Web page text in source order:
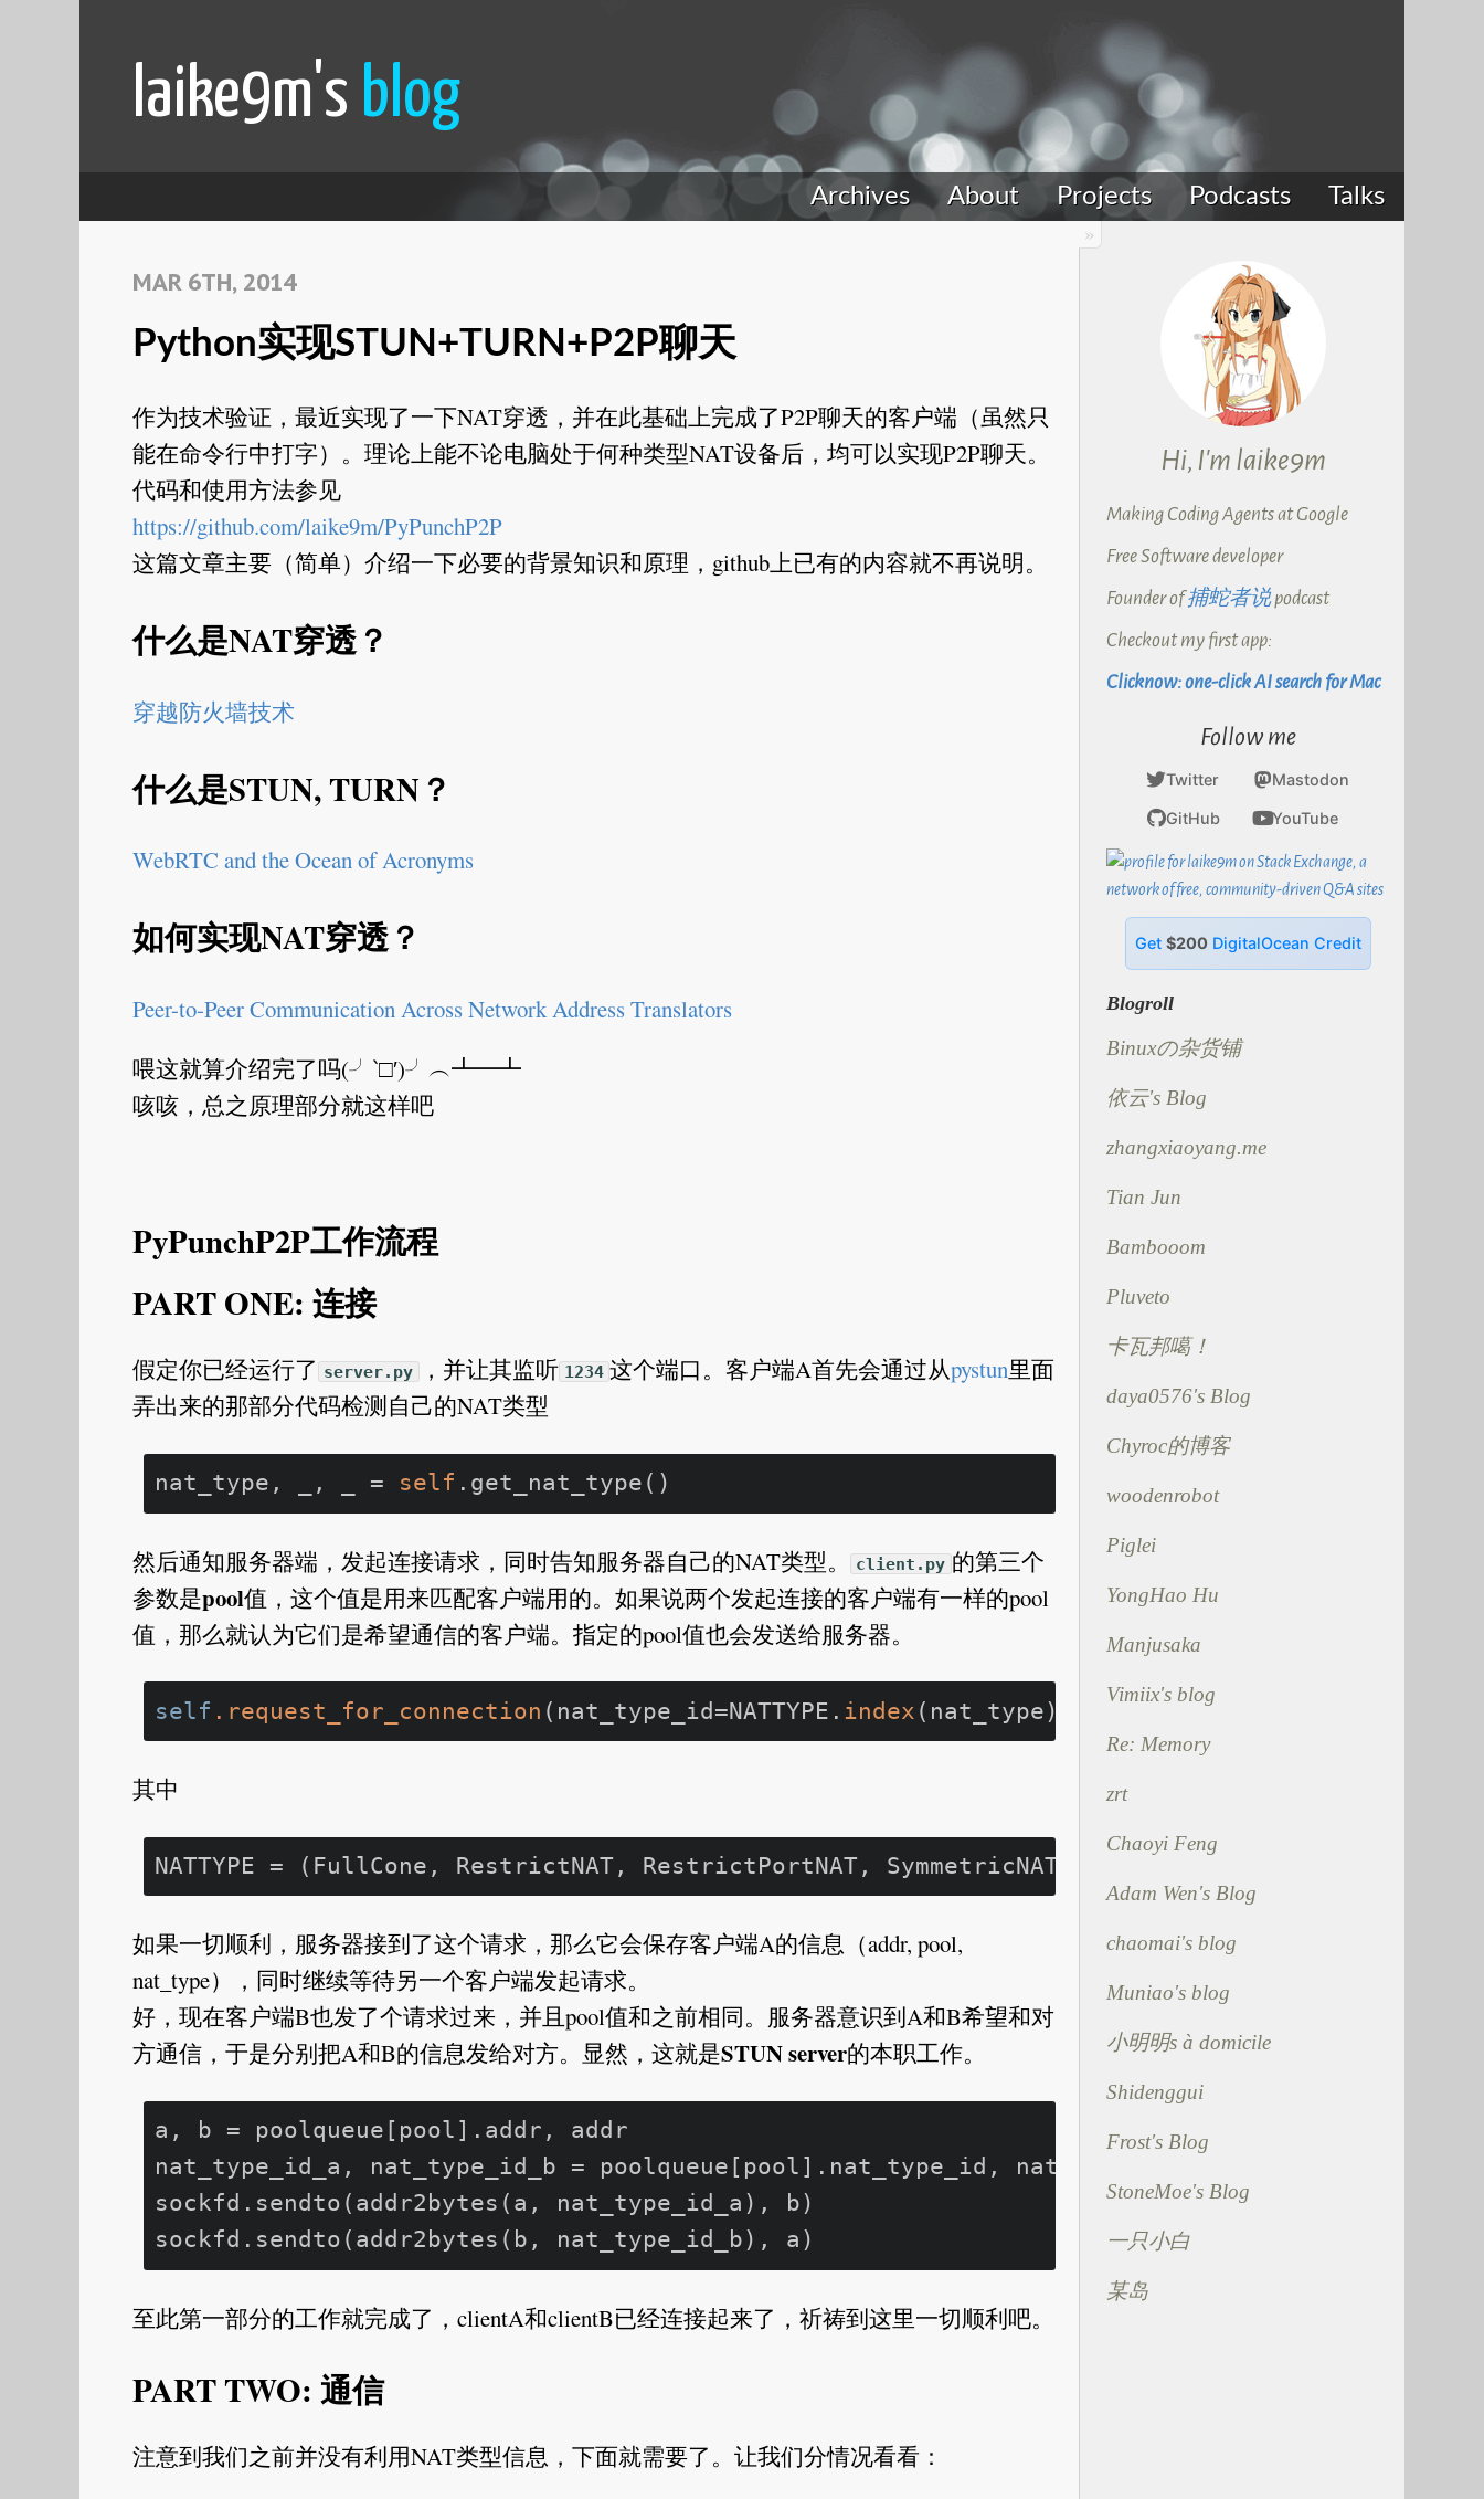
laike9m's blog
Archives About Projects Podcasts Talks
MAR 6TH, 2014
Python实现STUN+TURN+P2P聊天
作为技术验证，最近实现了一下NAT穿透，并在此基础上完成了P2P聊天的客户端（虽然只
能在命令行中打字）。理论上能不论电脑处于何种类型NAT设备后，均可以实现P2P聊天。
代码和使用方法参见
https://github.com/laike9m/PyPunchP2P
这篇文章主要（简单）介绍一下必要的背景知识和原理，github上已有的内容就不再说明。
什么是NAT穿透？
穿越防火墙技术
什么是STUN, TURN？
WebRTC and the Ocean of Acronyms
如何实现NAT穿透？
Peer-to-Peer Communication Across Network Address Translators
喂这就算介绍完了吗(╯‵□′)╯︵┻━┻
咳咳，总之原理部分就这样吧
PyPunchP2P工作流程
PART ONE: 连接
假定你已经运行了 server.py ，并让其监听 1234 这个端口。客户端A首先会通过从pystun里面
弄出来的那部分代码检测自己的NAT类型
nat_type, _, _ = self
然后通知服务器端，发起连接请求，同时告知服务器自己的NAT类型。 client.py 的第三个
参数是pool值，这个值是用来匹配客户端用的。如果说两个发起连接的客户端有一样的pool
值，那么就认为它们是希望通信的客户端。指定的pool值也会发送给服务器。
self .request_for_connection (nat_type_id=NATTYPE. index
其中
NATTYPE
如果一切顺利，服务器接到了这个请求，那么它会保存客户端A的信息（addr, pool,
nat_type），同时继续等待另一个客户端发起请求。
好，现在客户端B也发了个请求过来，并且pool值和之前相同。服务器意识到A和B希望和对
方通信，于是分别把A和B的信息发给对方。显然，这就是STUN server的本职工作。
a, b = poolqueue[pool].addr, addr
nat_type_id_a, nat_type_id_b = poolqueue[pool].nat_type_id, nat_type_id
sockfd.sendto(addr2bytes(a, nat_type_id_a), b)
至此第一部分的工作就完成了，clientA和clientB已经连接起来了，祈祷到这里一切顺利吧。
PART TWO: 通信
注意到我们之前并没有利用NAT类型信息，下面就需要了。让我们分情况看看：
Hi, I'm laike9m
Making Coding Agents at Google
Free Software developer
Founder of捕蛇者说podcast
Checkout my first app:
Clicknow: one-click AI search for Mac
Follow me
Twitter Mastodon
GitHub YouTube
Get $200 DigitalOcean Credit
Blogroll
Binuxの杂货铺
依云's Blog
zhangxiaoyang.me
Tian Jun
Bambooom
Pluveto
卡瓦邦噶！
daya0576's Blog
Chyroc的博客
woodenrobot
Piglei
YongHao Hu
Manjusaka
Vimiix's blog
Re: Memory
zrt
Chaoyi Feng
Adam Wen's Blog
chaomai's blog
Muniao's blog
小明明s à domicile
Shidenggui
Frost's Blog
StoneMoe's Blog
一只小白
某岛